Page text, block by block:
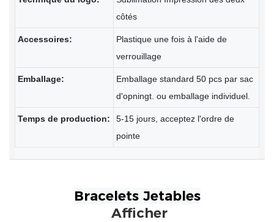
côtés
Accessoires:
Plastique une fois à l'aide de
verrouillage
Emballage:
Emballage standard 50 pcs par sac
d'opningt. ou emballage individuel.
Temps de production:
5-15 jours, acceptez l'ordre de
pointe
Bracelets Jetables
Afficher